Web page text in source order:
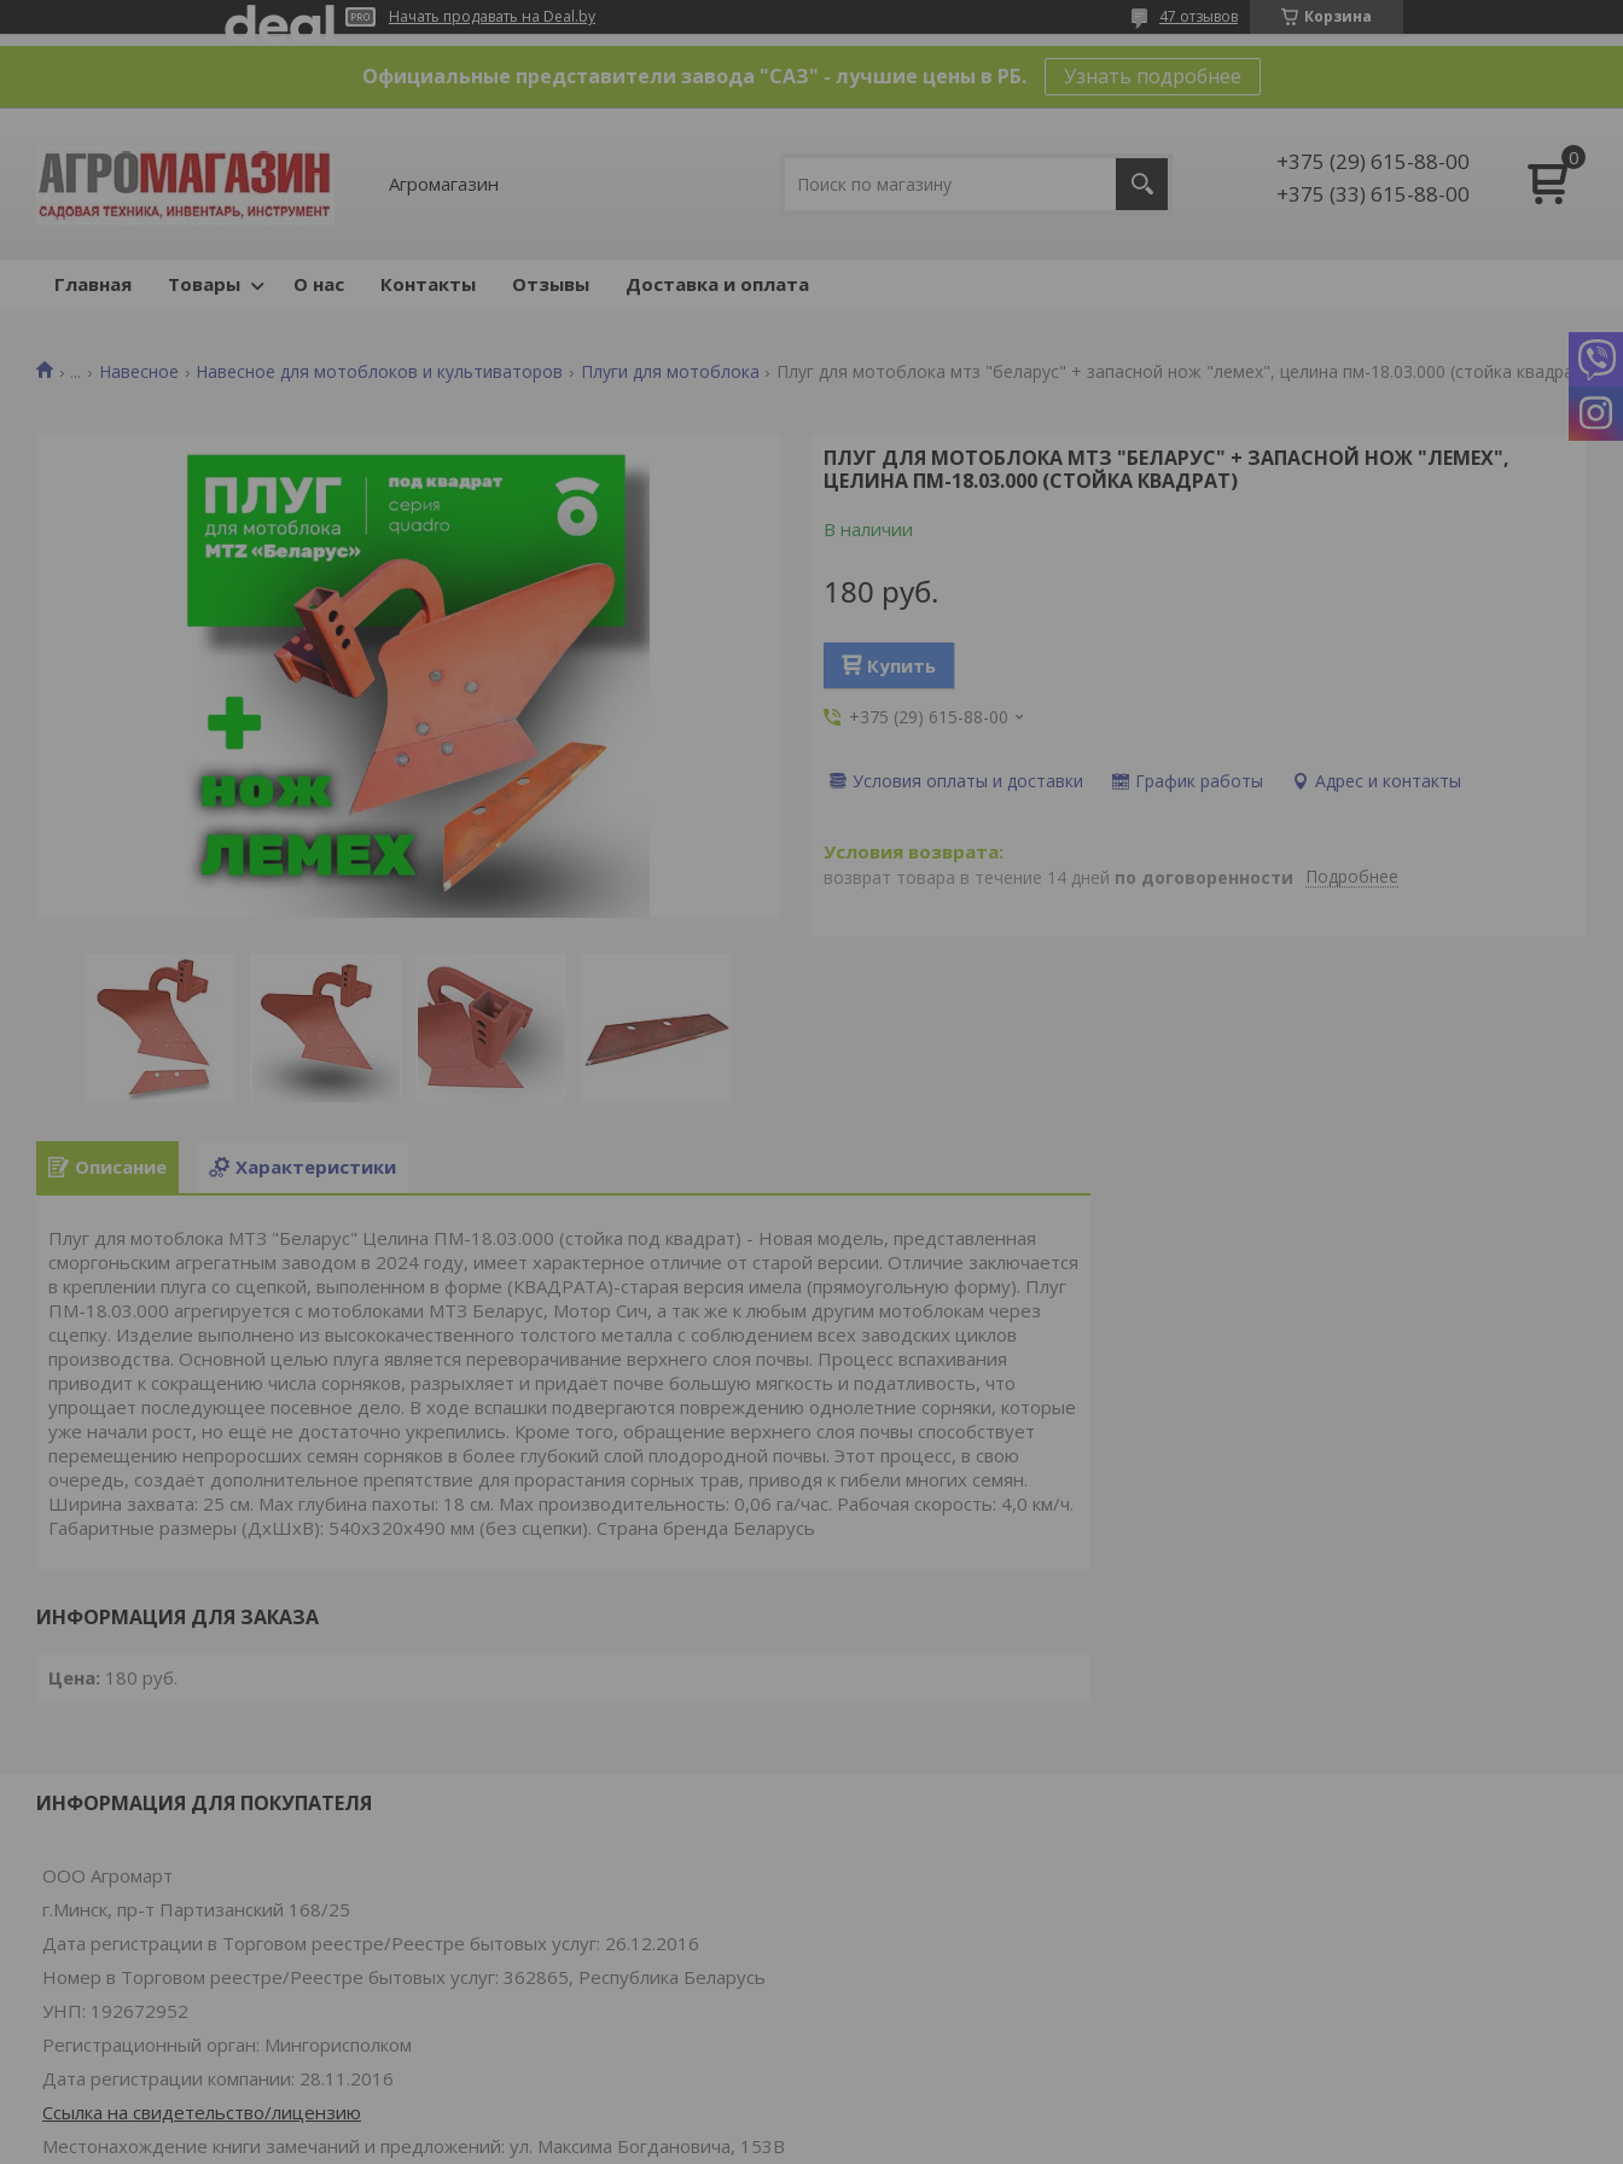
Начать продавать на Deal.by Корзина
47 отзывов
Официальные представители завода "САЗ" - лучшие цены в РБ. Узнать подробнее
Агромагазин
+375 (29) 615-88-00
+375 (33) 615-88-00
Главная Товары О нас Контакты Отзывы Доставка и оплата
... Навесное Навесное для мотоблоков и культиваторов Плуги для мотоблока Плуг для мотоблока мтз "беларус" + запасной нож "лемех", целина пм-18.03.000 (стойка квадрат)
ПЛУГ ДЛЯ МОТОБЛОКА МТЗ "БЕЛАРУС" + ЗАПАСНОЙ НОЖ "ЛЕМЕХ",
ЦЕЛИНА ПМ-18.03.000 (СТОЙКА КВАДРАТ)
В наличии
180 руб.
Купить
+375 (29) 615-88-00
Условия оплаты и доставки График работы Адрес и контакты
возврат товара в течение 14 дней по договоренности Подробнее
Описание Характеристики
Плуг для мотоблока МТЗ "Беларус" Целина ПМ-18.03.000 (стойка под квадрат) - Новая модель, представленная
сморгоньским агрегатным заводом в 2024 году, имеет характерное отличие от старой версии. Отличие заключается
в креплении плуга со сцепкой, выполенном в форме (КВАДРАТА)-старая версия имела (прямоугольную форму). Плуг
ПМ-18.03.000 агрегируется c мотоблоками МТЗ Беларус, Мотор Сич, а так же к любым другим мотоблокам через
сцепку. Изделие выполнено из высококачественного толстого металла с соблюдением всех заводских циклов
производства. Основной целью плуга является переворачивание верхнего слоя почвы. Процесс вспахивания
приводит к сокращению числа сорняков, разрыхляет и придаёт почве большую мягкость и податливость, что
упрощает последующее посевное дело. В ходе вспашки подвергаются повреждению однолетние сорняки, которые
уже начали рост, но ещё не достаточно укрепились. Кроме того, обращение верхнего слоя почвы способствует
перемещению непроросших семян сорняков в более глубокий слой плодородной почвы. Этот процесс, в свою
очередь, создаёт дополнительное препятствие для прорастания сорных трав, приводя к гибели многих семян.
Ширина захвата: 25 см. Мах глубина пахоты: 18 см. Мах производительность: 0,06 га/час. Рабочая скорость: 4,0 км/ч.
Габаритные размеры (ДхШхВ): 540х320х490 мм (без сцепки). Страна бренда Беларусь
ИНФОРМАЦИЯ ДЛЯ ЗАКАЗА
Цена: 180 руб.
ИНФОРМАЦИЯ ДЛЯ ПОКУПАТЕЛЯ
ООО Агромарт
г.Минск, пр-т Партизанский 168/25
Дата регистрации в Торговом реестре/Реестре бытовых услуг: 26.12.2016
Номер в Торговом реестре/Реестре бытовых услуг: 362865, Республика Беларусь
УНП: 192672952
Регистрационный орган: Мингорисполком
Дата регистрации компании: 28.11.2016
Ссылка на свидетельство/лицензию
Местонахождение книги замечаний и предложений: ул. Максима Богдановича, 153В